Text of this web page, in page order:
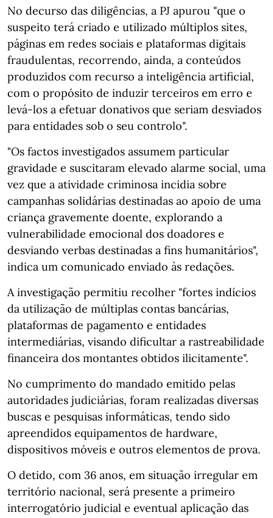
No decurso das diligências, a PJ apurou "que o
suspeito terá criado e utilizado múltiplos sites,
páginas em redes sociais e plataformas digitais
fraudulentas, recorrendo, ainda, a conteúdos
produzidos com recurso a inteligência artificial,
com o propósito de induzir terceiros em erro e
levá-los a efetuar donativos que seriam desviados
para entidades sob o seu controlo".
"Os factos investigados assumem particular
gravidade e suscitaram elevado alarme social, uma
vez que a atividade criminosa incidia sobre
campanhas solidárias destinadas ao apoio de uma
criança gravemente doente, explorando a
vulnerabilidade emocional dos doadores e
desviando verbas destinadas a fins humanitários",
indica um comunicado enviado às redações.
A investigação permitiu recolher "fortes indícios
da utilização de múltiplas contas bancárias,
plataformas de pagamento e entidades
intermediárias, visando dificultar a rastreabilidade
financeira dos montantes obtidos ilicitamente".
No cumprimento do mandado emitido pelas
autoridades judiciárias, foram realizadas diversas
buscas e pesquisas informáticas, tendo sido
apreendidos equipamentos de hardware,
dispositivos móveis e outros elementos de prova.
O detido, com 36 anos, em situação irregular em
território nacional, será presente a primeiro
interrogatório judicial e eventual aplicação das